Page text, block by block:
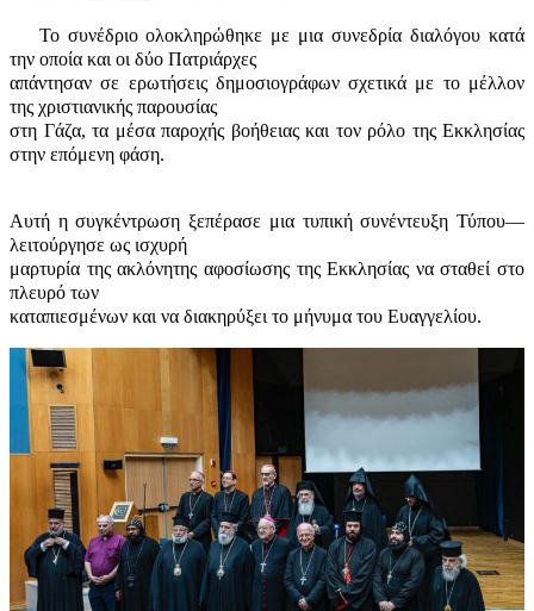
Το συνέδριο ολοκληρώθηκε με μια συνεδρία διαλόγου κατά
την οποία και οι δύο Πατριάρχες
απάντησαν σε ερωτήσεις δημοσιογράφων σχετικά με το μέλλον
της χριστιανικής παρουσίας
στη Γάζα, τα μέσα παροχής βοήθειας και τον ρόλο της Εκκλησίας
στην επόμενη φάση.
Αυτή η συγκέντρωση ξεπέρασε μια τυπική συνέντευξη Τύπου—
λειτούργησε ως ισχυρή
μαρτυρία της ακλόνητης αφοσίωσης της Εκκλησίας να σταθεί στο
πλευρό των
καταπιεσμένων και να διακηρύξει το μήνυμα του Ευαγγελίου.